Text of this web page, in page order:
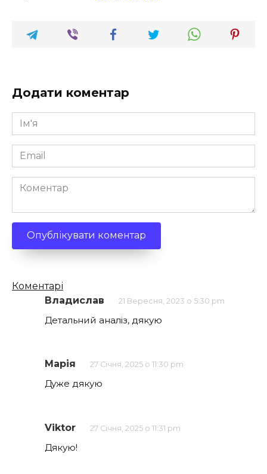
Додати коментар
Ім'я
*
Email
*
Коментар
Кількість
коментарів
Коментарі
Владислав
21 Вересня, 2023 о 5:30 pm
Детальний аналіз, дякую
Марія 27 Січня, 2025 о 11:30 pm
Дуже дякую
Viktor 27 Січня, 2025 о 11:31 pm
Дякую!